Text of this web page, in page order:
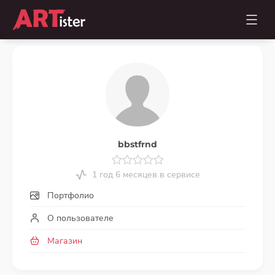
bbstfrnd
1 год 6 месяцев в сервисе
Портфолио
О пользователе
Магазин